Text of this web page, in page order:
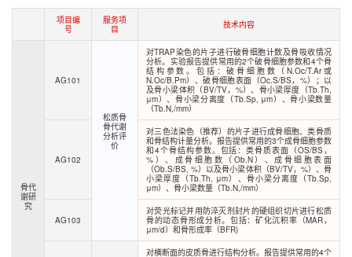
项目编
号
服务项
目
技术内容
骨代
谢研
究
AG101
松质骨
骨代谢
分析评
价
对TRAP染色的片子进行破骨细胞计数及骨吸收情况
分析。实验报告提供常用的2个破骨细胞参数和4个骨
结构参数。包括：破骨细胞数（N.Oc/T.Ar或
N.Oc/B.Pm）、破骨细胞表面（Oc.S/BS，%）；以
及骨小梁体积（BV/TV，%）、骨小梁厚度（Tb.Th,
μm）、骨小梁分离度（Tb.Sp, μm）、骨小梁数量
（Tb.N,/mm）
AG102
对三色法染色（推荐）的片子进行成骨细胞、类骨质
和骨结构计量分析。报告提供常用的3个成骨细胞参数
和4个骨结构参数。包括：类骨质表面（OS/BS，
%）、成骨细胞数（Ob.N）、成骨细胞表面
（Ob.S/BS, %）以及骨小梁体积（BV/TV，%）、骨
小梁厚度（Tb.Th, μm）、骨小梁分离度（Tb.Sp,
μm）、骨小梁数量（Tb.N,/mm）
AG103
对荧光标记并用防淬灭剂封片的硬组织切片进行松质
骨的动态骨形成分析。包括：矿化沉积率（MAR，
μm/d）和骨形成率（BFR)
对横断面的皮质骨进行结构分析。报告提供常用的4个